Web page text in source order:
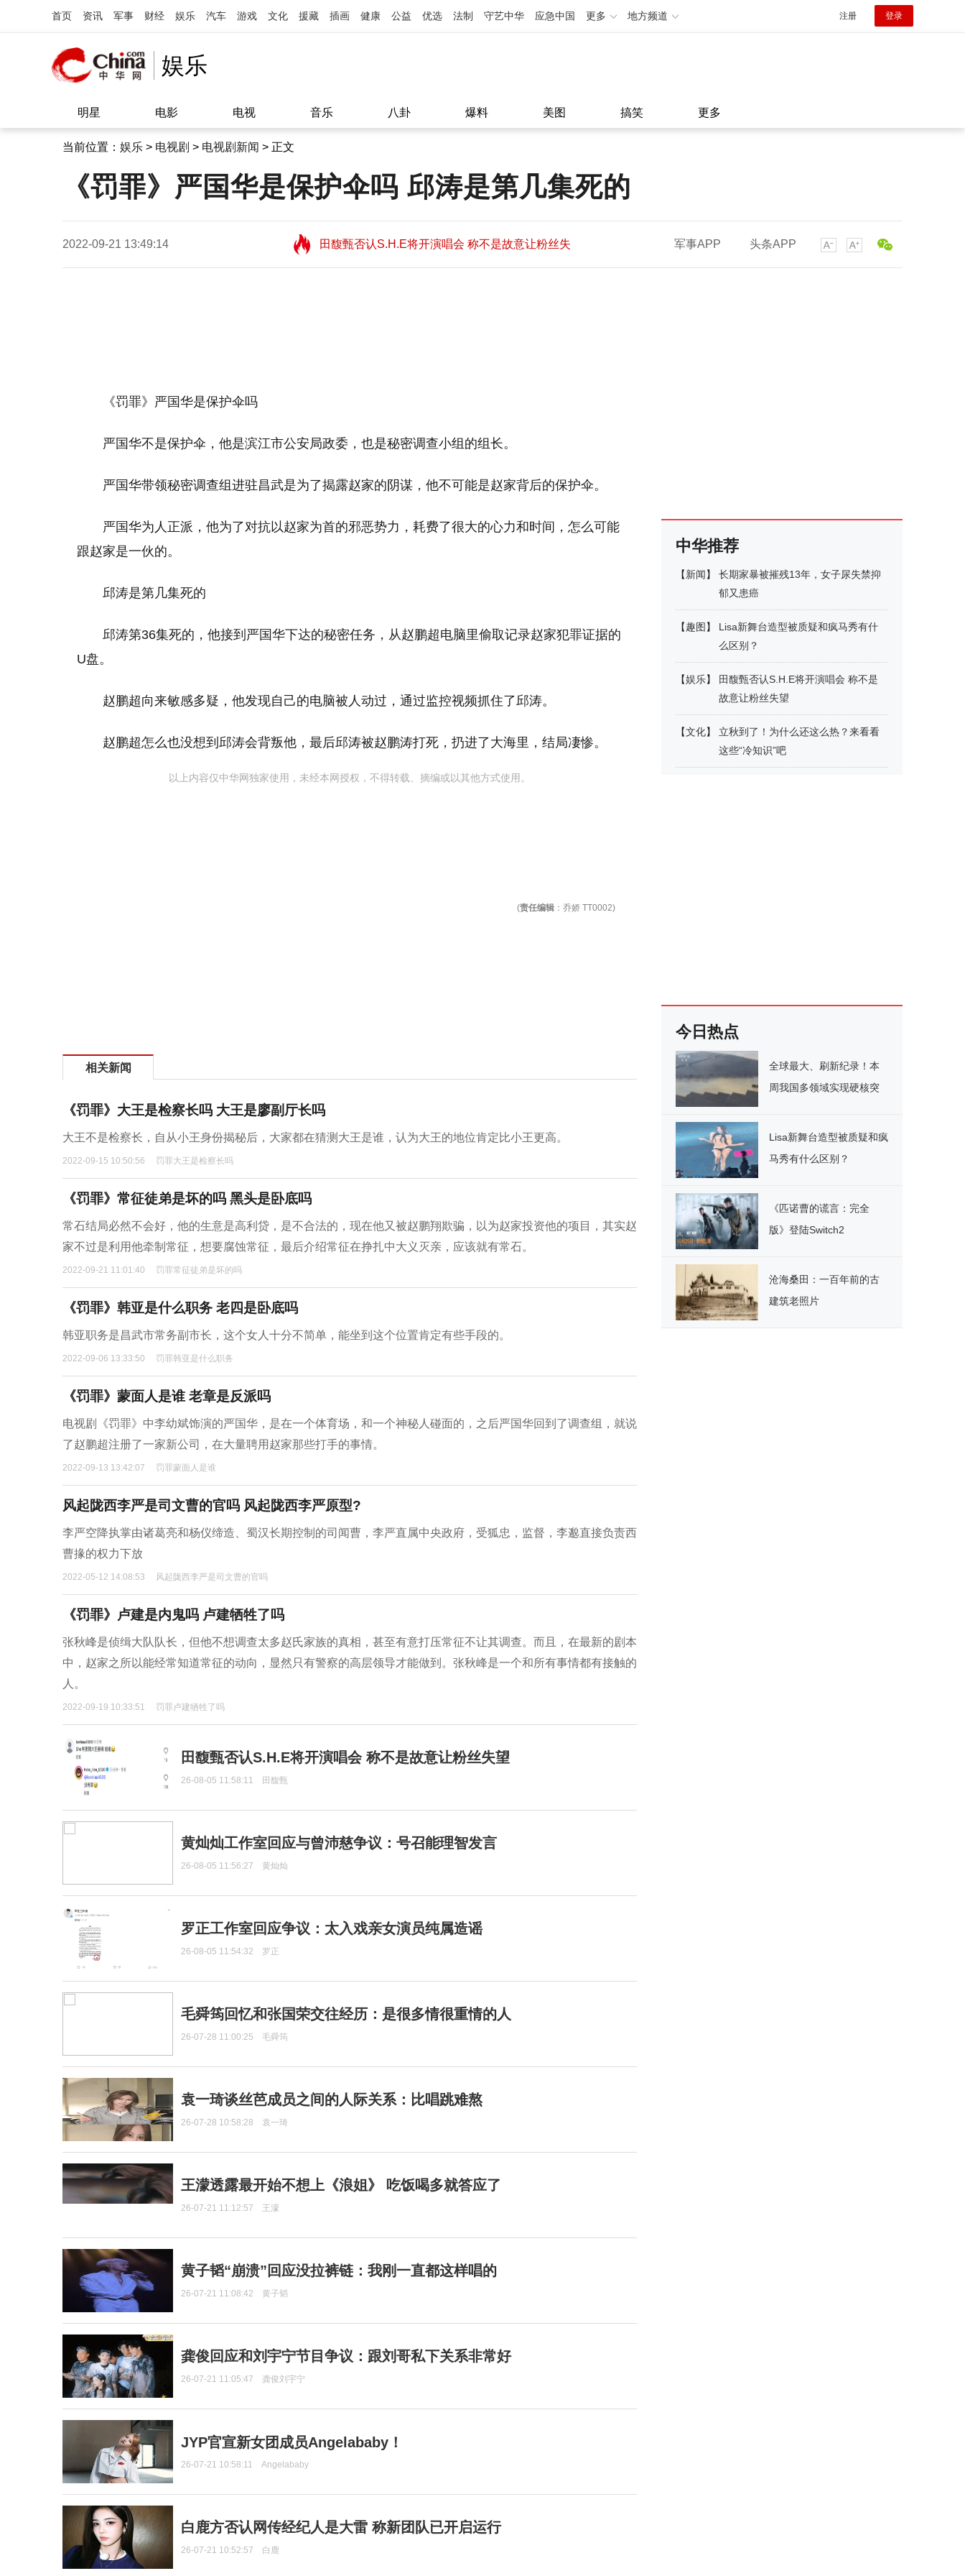
首页 资讯 军事 财经 娱乐 汽车 游戏 文化 援藏 插画 健康 公益 优选 法制 守艺中华 应急中国 更多 地方频道 注册 登录
娱乐
明星 电影 电视 音乐 八卦 爆料 美图 搞笑 更多
当前位置： 娱乐 > 电视剧 > 电视剧新闻 > 正文
《罚罪》严国华是保护伞吗 邱涛是第几集死的
2022-09-21 13:49:14
望11:08
田馥甄否认S.H.E将开演唱会 称不是故意让粉丝失
望11:08
军事APP 头条APP
《罚罪》严国华是保护伞吗
严国华不是保护伞，他是滨江市公安局政委，也是秘密调查小组的组长。
严国华带领秘密调查组进驻昌武是为了揭露赵家的阴谋，他不可能是赵家背后的保护伞。
严国华为人正派，他为了对抗以赵家为首的邪恶势力，耗费了很大的心力和时间，怎么可能
跟赵家是一伙的。
邱涛是第几集死的
邱涛第36集死的，他接到严国华下达的秘密任务，从赵鹏超电脑里偷取记录赵家犯罪证据的
U盘。
赵鹏超向来敏感多疑，他发现自己的电脑被人动过，通过监控视频抓住了邱涛。
赵鹏超怎么也没想到邱涛会背叛他，最后邱涛被赵鹏涛打死，扔进了大海里，结局凄惨。
以上内容仅中华网独家使用，未经本网授权，不得转载、摘编或以其他方式使用。
(责任编辑 ：乔娇 TT0002)
相关新闻
《罚罪》大王是检察长吗 大王是廖副厅长吗
大王不是检察长，自从小王身份揭秘后，大家都在猜测大王是谁，认为大王的地位肯定比小王更高。
2022-09-15 10:50:56 罚罪大王是检察长吗
《罚罪》常征徒弟是坏的吗 黑头是卧底吗
常石结局必然不会好，他的生意是高利贷，是不合法的，现在他又被赵鹏翔欺骗，以为赵家投资他的项目，其实赵
家不过是利用他牵制常征，想要腐蚀常征，最后介绍常征在挣扎中大义灭亲，应该就有常石。
2022-09-21 11:01:40 罚罪常征徒弟是坏的吗
《罚罪》韩亚是什么职务 老四是卧底吗
韩亚职务是昌武市常务副市长，这个女人十分不简单，能坐到这个位置肯定有些手段的。
2022-09-06 13:33:50 罚罪韩亚是什么职务
《罚罪》蒙面人是谁 老章是反派吗
电视剧《罚罪》中李幼斌饰演的严国华，是在一个体育场，和一个神秘人碰面的，之后严国华回到了调查组，就说
了赵鹏超注册了一家新公司，在大量聘用赵家那些打手的事情。
2022-09-13 13:42:07 罚罪蒙面人是谁
风起陇西李严是司文曹的官吗 风起陇西李严原型?
李严空降执掌由诸葛亮和杨仪缔造、蜀汉长期控制的司闻曹，李严直属中央政府，受狐忠，监督，李邈直接负责西
曹掾的权力下放
2022-05-12 14:08:53 风起陇西李严是司文曹的官吗
《罚罪》卢建是内鬼吗 卢建牺牲了吗
张秋峰是侦缉大队队长，但他不想调查太多赵氏家族的真相，甚至有意打压常征不让其调查。而且，在最新的剧本
中，赵家之所以能经常知道常征的动向，显然只有警察的高层领导才能做到。张秋峰是一个和所有事情都有接触的
人。
2022-09-19 10:33:51 罚罪卢建牺牲了吗
田馥甄否认S.H.E将开演唱会 称不是故意让粉丝失望
26-08-05 11:58:11 田馥甄
黄灿灿工作室回应与曾沛慈争议：号召能理智发言
26-08-05 11:56:27 黄灿灿
罗正工作室回应争议：太入戏亲女演员纯属造谣
26-08-05 11:54:32 罗正
毛舜筠回忆和张国荣交往经历：是很多情很重情的人
26-07-28 11:00:25 毛舜筠
袁一琦谈丝芭成员之间的人际关系：比唱跳难熬
26-07-28 10:58:28 袁一琦
王濛透露最开始不想上《浪姐》 吃饭喝多就答应了
26-07-21 11:12:57 王濛
黄子韬“崩溃”回应没拉裤链：我刚一直都这样唱的
26-07-21 11:08:42 黄子韬
龚俊回应和刘宇宁节目争议：跟刘哥私下关系非常好
26-07-21 11:05:47 龚俊刘宇宁
JYP官宣新女团成员Angelababy！
26-07-21 10:58:11 Angelababy
白鹿方否认网传经纪人是大雷 称新团队已开启运行
26-07-21 10:52:57 白鹿
中华推荐
【新闻】
长期家暴被摧残13年，女子尿失禁抑
郁又患癌
【趣图 】
Lisa新舞台造型被质疑和疯马秀有什
么区别？
【娱乐】
田馥甄否认S.H.E将开演唱会 称不是
故意让粉丝失望
【文化】
立秋到了！为什么还这么热？来看看
这些“冷知识”吧
今日热点
全球最大、刷新纪录！本
周我国多领域实现硬核突
Lisa新舞台造型被质疑和疯
马秀有什么区别？
《匹诺曹的谎言：完全
版》登陆Switch2
沧海桑田：一百年前的古
建筑老照片